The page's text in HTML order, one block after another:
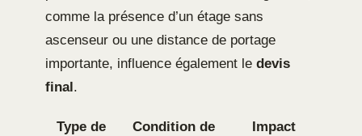
comme la présence d’un étage sans
ascenseur ou une distance de portage
importante, influence également le devis
final.
Type de
Condition de
Impact